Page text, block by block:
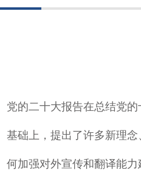
党的二十大报告在总结党
基础上，提出了许多新理
何加强对外宣传和翻译能